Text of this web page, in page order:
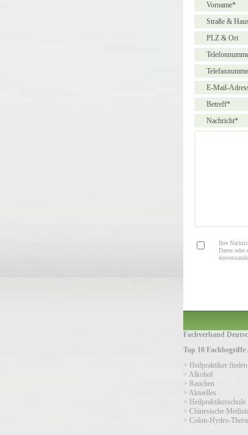
Vorname*
Straße &
PLZ & Ort
E-Mail-
Betreff*
Nachricht*
Ihre
Daten oder
Fachverband
Top 10
> Heilpraktiker finden
> Alkohol
> Rauchen
> Aktuelles
> Heilpraktikerschule
> Chinesische
> Colon-Hydro-